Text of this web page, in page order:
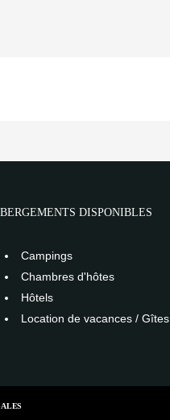
DISPONIBLES
Campings
Chambres d'hôtes
Hôtels
Location de vacances / Gîtes